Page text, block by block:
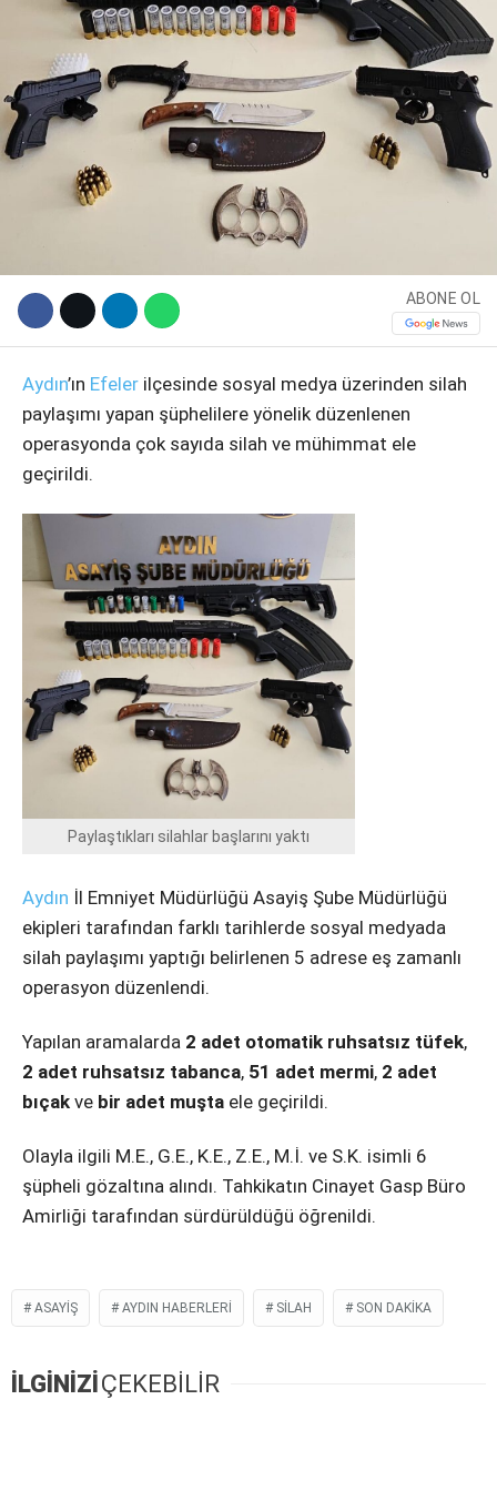
WhatsApp İhbar Hattı
Facebook
ABONE OL
Aydın’ın Efeler ilçesinde sosyal medya üzerinden silah
paylaşımı yapan şüphelilere yönelik düzenlenen
operasyonda çok sayıda silah ve mühimmat ele
geçirildi.
Paylaştıkları silahlar başlarını yaktı
Aydın İl Emniyet Müdürlüğü Asayiş Şube Müdürlüğü
ekipleri tarafından farklı tarihlerde sosyal medyada
silah paylaşımı yaptığı belirlenen 5 adrese eş zamanlı
operasyon düzenlendi.
Yapılan aramalarda 2 adet otomatik ruhsatsız tüfek,
2 adet ruhsatsız tabanca, 51 adet mermi, 2 adet
bıçak ve bir adet muşta ele geçirildi.
Olayla ilgili M.E., G.E., K.E., Z.E., M.İ. ve S.K. isimli 6
şüpheli gözaltına alındı. Tahkikatın Cinayet Gasp Büro
Amirliği tarafından sürdürüldüğü öğrenildi.
ASAYIŞ AYDIN HABERLERI SILAH SON DAKIKA
İLGİNİZİÇEKEBİLİR